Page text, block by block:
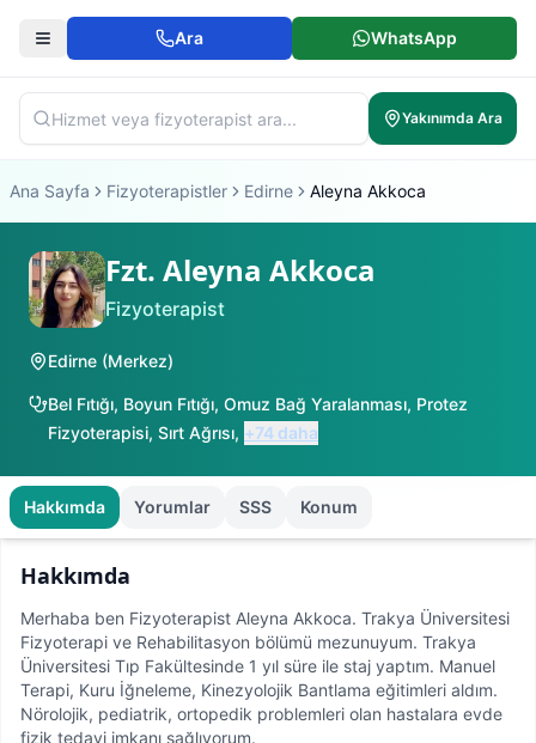
Ara WhatsApp
Yakınımda Ara
Ana Sayfa Fizyoterapistler Edirne Aleyna Akkoca
Fzt. Aleyna Akkoca
Fizyoterapist
Edirne (Merkez)
Bel Fıtığı, Boyun Fıtığı, Omuz Bağ Yaralanması, Protez
Fizyoterapisi, Sırt Ağrısı, +74 daha
Hakkımda Yorumlar SSS Konum
Hakkımda
Merhaba ben Fizyoterapist Aleyna Akkoca. Trakya Üniversitesi
Fizyoterapi ve Rehabilitasyon bölümü mezunuyum. Trakya
Üniversitesi Tıp Fakültesinde 1 yıl süre ile staj yaptım. Manuel
Terapi, Kuru İğneleme, Kinezyolojik Bantlama eğitimleri aldım.
Nörolojik, pediatrik, ortopedik problemleri olan hastalara evde
fizik tedavi imkanı sağlıyorum.